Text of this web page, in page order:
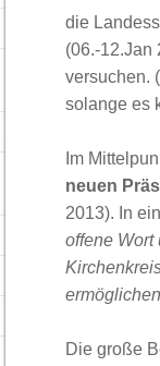
die
(06.-
versuchen.
solange es
Im
neuen
2013). In
offene
Die große